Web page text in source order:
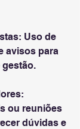
Uso de
avisos para
ou reuniões
dúvidas e